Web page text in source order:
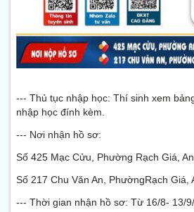
--- Thủ tục nhập học: Thí sinh xem
nhập học đính kèm.
--- Nơi nhận hồ sơ:
Số 425 Mạc Cửu, Phường Rạch Giá,
Số 217 Chu Văn An, PhườngRạch Giá,
--- Thời gian nhận hồ sơ: Từ 16/8- 13/